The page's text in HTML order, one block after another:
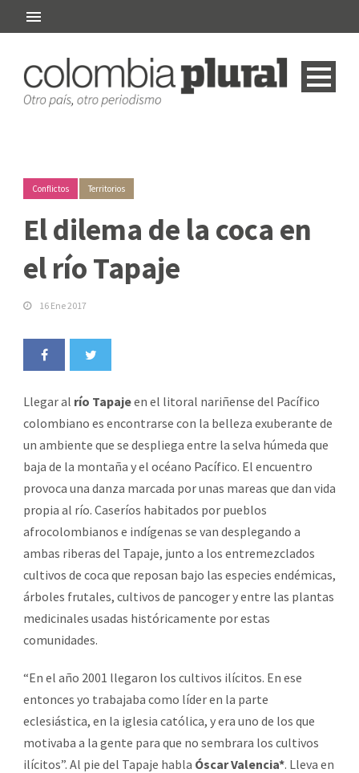
Conflictos Territorios
El dilema de la coca en
el río Tapaje
16 Ene 2017
Llegar al río Tapajeen el litoral nariñense del Pacífico
colombiano es encontrarse con la belleza exuberante de
un ambiente que se despliega entre la selva húmeda que
baja de la montaña y el océano Pacífico. El encuentro
provoca una danza marcada por unas mareas que dan vida
propia al río. Caseríos habitados por pueblos
afrocolombianos e indígenas se van desplegando a
ambas riberas del Tapaje, junto a los entremezclados
cultivos de coca que reposan bajo las especies endémicas,
árboles frutales, cultivos de pancoger y entre las plantas
medicinales usadas históricamente por estas
comunidades.
“En el año 2001 llegaron los cultivos ilícitos. En ese
entonces yo trabajaba como líder en la parte
eclesiástica, en la iglesia católica, y era uno de los que
motivaba a la gente para que no sembrara los cultivos
ilícitos”. Al pie del Tapaje habla Óscar Valencia*. Lleva en